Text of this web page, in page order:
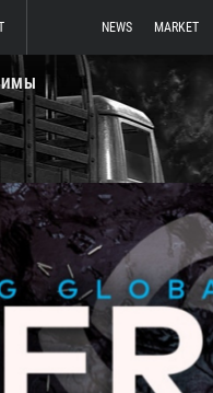
NEWS MARKET